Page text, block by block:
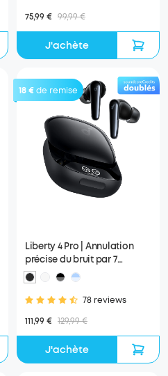
75,99 € 99,99 €
J'achète
18 €de remise
Liberty 4 Pro | Annulation
précise du bruit par 7
capteurs
78 reviews
111,99 € 129,99 €
J'achète